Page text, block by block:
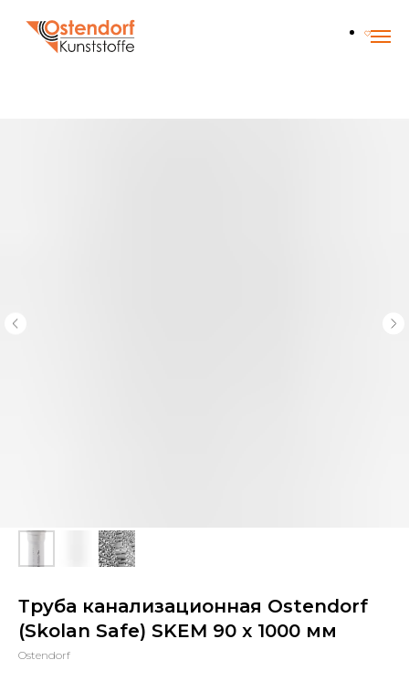
Труба канализационная Ostendorf
(Skolan Safe) SKEM 90 x 1000 мм
Ostendorf